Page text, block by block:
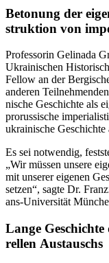
Betonung der
struktion von
Profes­sorin Gelinada
Ukrai­­ni­­schen
Fellow an der
anderen
nische Geschichte als
prorus­sische
ukrai­nische Geschichte
Es sei notwendig,
„Wir müssen unsere
mit unserer eigenen
setzen“, sagte Dr.
ans-Uni­ver­­­si­tät
Lange
rellen Austauschs